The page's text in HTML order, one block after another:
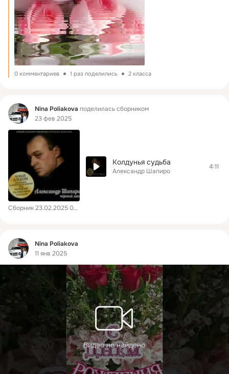
0 комментариев 1 раз поделились 2 класса
Фид Nina Poliakova поделилась сборником
23 фев 2025
Сборник 23.02.2025 07:35
Колдунья судьба
Александр Шапиро
4:11
Фид
Nina Poliakova
11 янв 2025
Видео не найдено